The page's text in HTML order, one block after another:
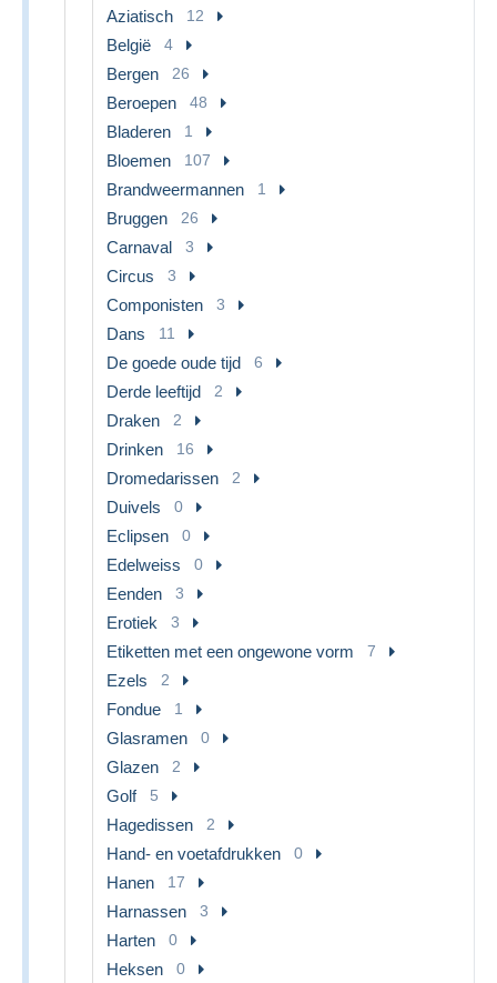
Aziatisch 12
België 4
Bergen 26
Beroepen 48
Bladeren 1
Bloemen 107
Brandweermannen 1
Bruggen 26
Carnaval 3
Circus 3
Componisten 3
Dans 11
De goede oude tijd 6
Derde leeftijd 2
Draken 2
Drinken 16
Dromedarissen 2
Duivels 0
Eclipsen 0
Edelweiss 0
Eenden 3
Erotiek 3
Etiketten met een ongewone vorm 7
Ezels 2
Fondue 1
Glasramen 0
Glazen 2
Golf 5
Hagedissen 2
Hand- en voetafdrukken 0
Hanen 17
Harnassen 3
Harten 0
Heksen 0